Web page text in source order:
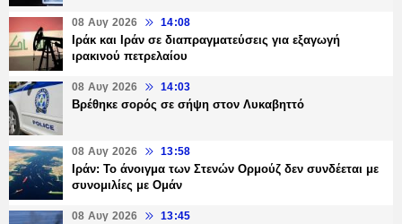
08 Αυγ 2026 14:08
Ιράκ και Ιράν σε διαπραγματεύσεις για εξαγωγή
ιρακινού πετρελαίου
08 Αυγ 2026 14:03
Βρέθηκε σορός σε σήψη στον Λυκαβηττό
08 Αυγ 2026 13:58
Ιράν: Το άνοιγμα των Στενών Ορμούζ δεν συνδέεται με
συνομιλίες με Ομάν
08 Αυγ 2026 13:45